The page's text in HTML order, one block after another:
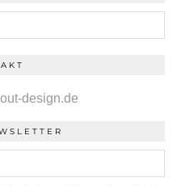
design.de